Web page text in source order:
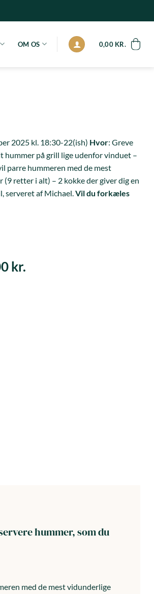
OM OS 0,00 KR.
2025 kl. 18:30-22(ish) Hvor: Greve
hummer på grill lige udenfor vinduet –
parre hummeren med de mest
retter i alt) – 2 kokke der giver dig en
serveret af Michael. Vil du forkæles
kr.
hummer, som du
med de mest vidunderlige